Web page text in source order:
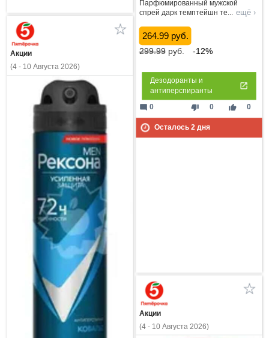
Парфюмированный мужской
спрей дарк темптейшн те... ещё ›
264.99 руб.
299.99руб. -12%
Дезодоранты и
антиперспиранты
thumb_down 0 thumb_up 0
mode_comment 0
Осталось 2дня
Акции
(4 - 10 Августа 2026)
Акции
(4 - 10 Августа 2026)